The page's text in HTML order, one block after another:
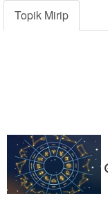
Topik Mirip